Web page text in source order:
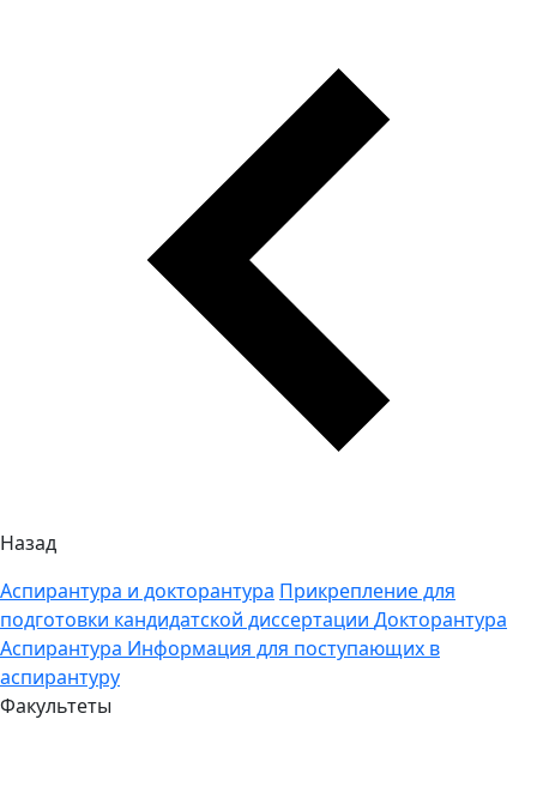
Назад
Аспирантура и докторантура Прикрепление для
подготовки кандидатской диссертации Докторантура
Аспирантура Информация для поступающих в
аспирантуру
Факультеты